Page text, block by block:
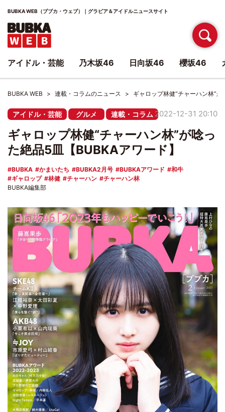
BUBKA WEB（ブブカ・ウェブ）｜グラビア＆アイドルニュースサイト
BUBKA WEB 連載・コラムのニュース ギャロップ林健“チャーハン林”
アイドル・芸能 グルメ 連載・コラム 2022-12-31 20:10
ギャロップ林健“チャーハン林”が唸っ
た絶品5皿【BUBKAアワード】
BUBKA かまいたち BUBKA2月号 BUBKAアワード
和牛
ギャロップ
林健 チャーハン
チャーハン林
BUBKA編集部
アイドル・芸能 乃木坂46 日向坂46 櫻坂46